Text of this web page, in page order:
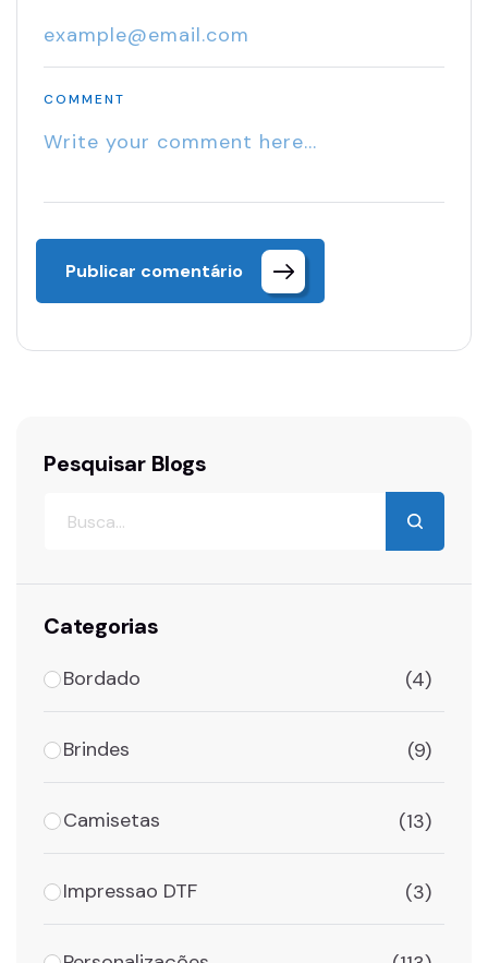
COMMENT
Publicar comentário
Pesquisar Blogs
Categorias
Bordado (4)
Brindes (9)
Camisetas (13)
Impressao DTF (3)